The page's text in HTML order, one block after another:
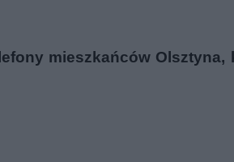
mieszkańców Olsztyna,